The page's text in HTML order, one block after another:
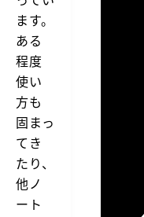
ます。
ある
程度
使い
方も
固まっ
てき
たり、
他ノ
ート